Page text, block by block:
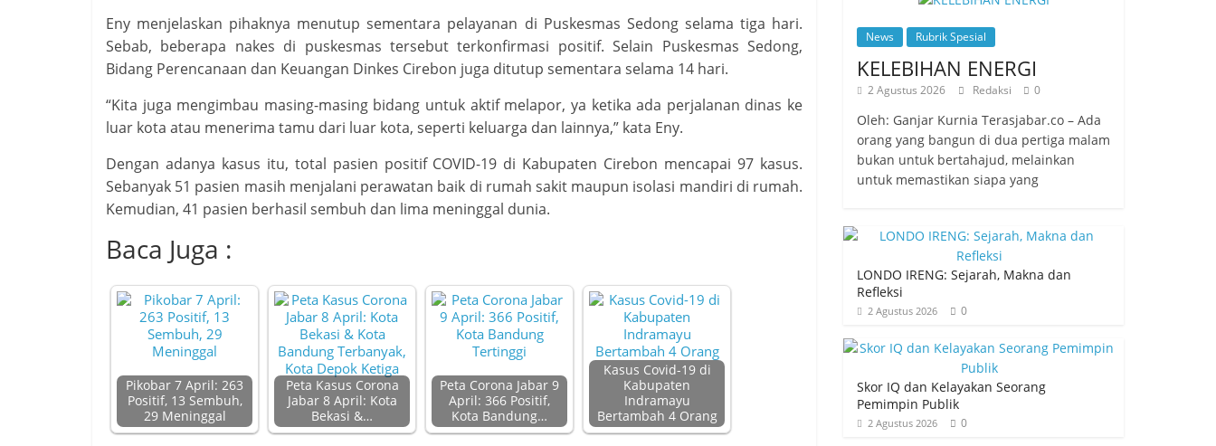
Eny menjelaskan pihaknya menutup sementara pelayanan di Puskesmas Sedong selama tiga hari.
Sebab, beberapa nakes di puskesmas tersebut terkonfirmasi positif. Selain Puskesmas Sedong,
Bidang Perencanaan dan Keuangan Dinkes Cirebon juga ditutup sementara selama 14 hari.
“Kita juga mengimbau masing-masing bidang untuk aktif melapor, ya ketika ada perjalanan dinas ke
luar kota atau menerima tamu dari luar kota, seperti keluarga dan lainnya,” kata Eny.
Dengan adanya kasus itu, total pasien positif COVID-19 di Kabupaten Cirebon mencapai 97 kasus.
Sebanyak 51 pasien masih menjalani perawatan baik di rumah sakit maupun isolasi mandiri di rumah.
Kemudian, 41 pasien berhasil sembuh dan lima meninggal dunia.
Baca Juga :
Pikobar 7 April: 263
Positif, 13 Sembuh,
29 Meninggal
Peta Kasus Corona
Jabar 8 April: Kota
Bekasi &…
Peta Corona Jabar 9
April: 366 Positif,
Kota Bandung…
Kasus Covid-19 di
Kabupaten
Indramayu
Bertambah 4 Orang
News Rubrik Spesial
KELEBIHAN ENERGI
2 Agustus 2026 Redaksi 0
Oleh: Ganjar Kurnia Terasjabar.co – Ada
orang yang bangun di dua pertiga malam
bukan untuk bertahajud, melainkan
untuk memastikan siapa yang
LONDO IRENG: Sejarah, Makna dan
Refleksi
2 Agustus 2026 0
Skor IQ dan Kelayakan Seorang
Pemimpin Publik
2 Agustus 2026 0